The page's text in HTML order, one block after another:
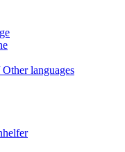
languages